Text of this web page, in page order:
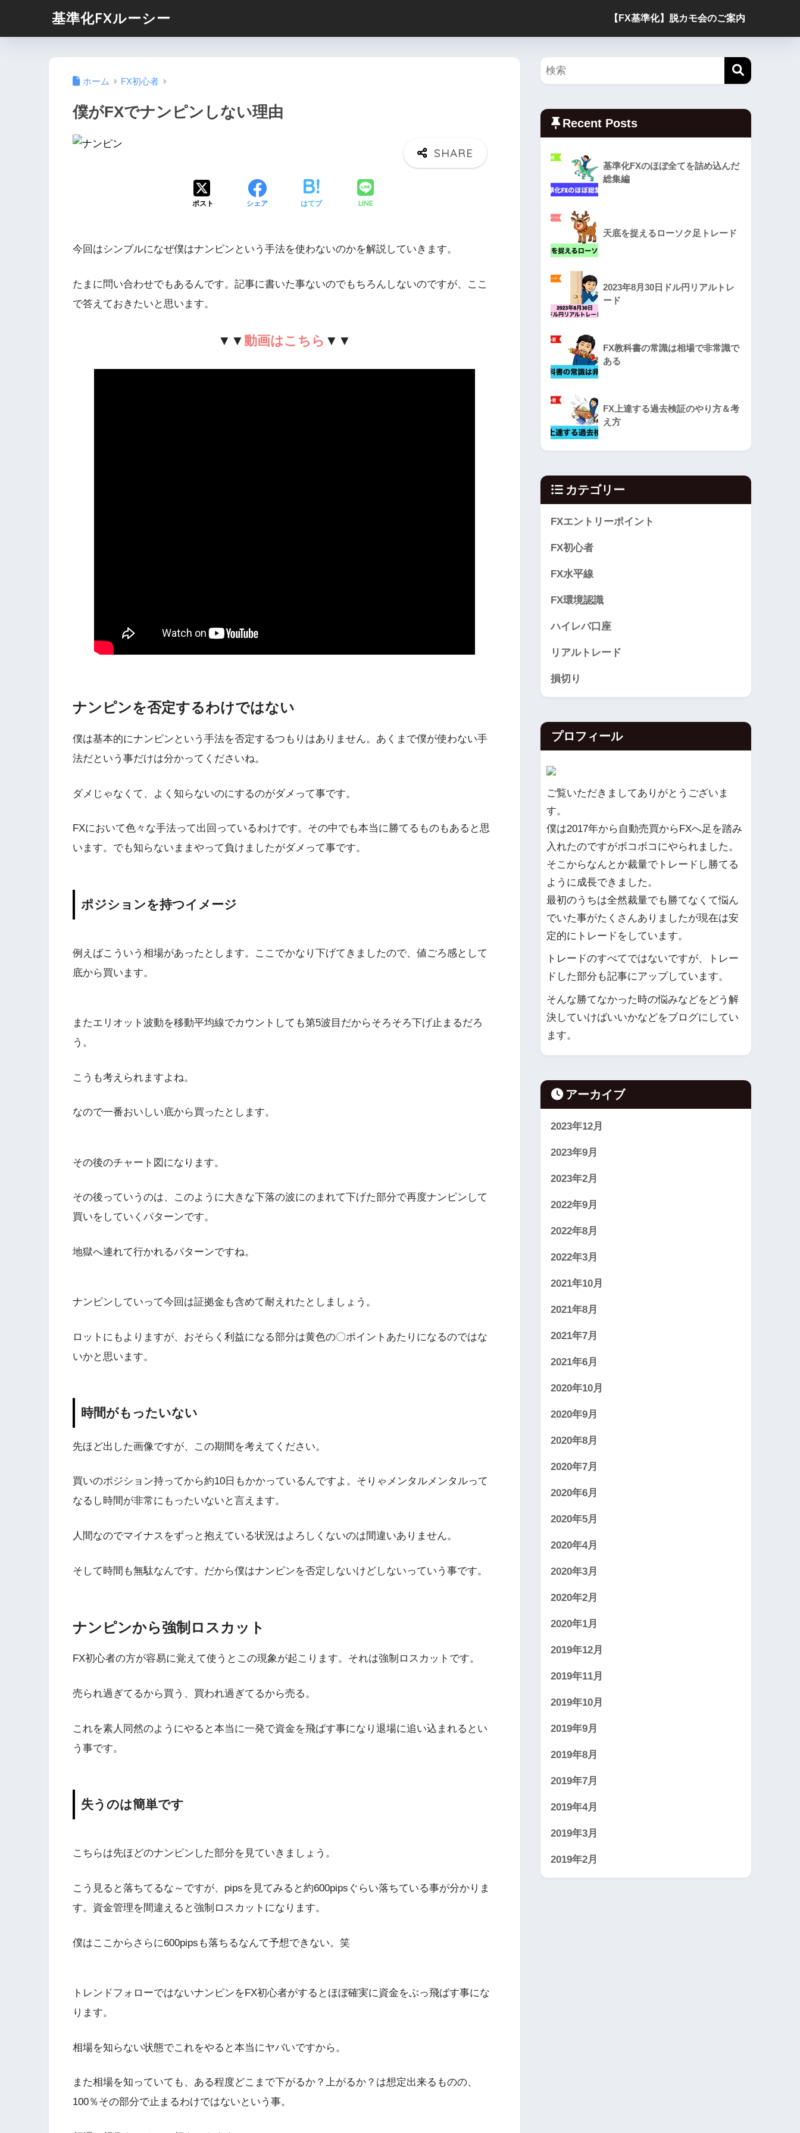
基準化FXルーシー 【FX基準化】脱カモ会のご案内
ホーム FX初心者
僕がFXでナンピンしない理由
ポスト シェア はてブ LINE
今回はシンプルになぜ僕はナンピンという手法を使わないのかを解説していきます。
たまに問い合わせでもあるんです。記事に書いた事ないのでもちろんしないのですが、ここ
で答えておきたいと思います。
▼▼ 動画はこちら ▼▼
ナンピンを否定するわけではない
僕は基本的にナンピンという手法を否定するつもりはありません。あくまで僕が使わない手
法だという事だけは分かってくださいね。
ダメじゃなくて、よく知らないのにするのがダメって事です。
FXにおいて色々な手法って出回っているわけです。その中でも本当に勝てるものもあると思
います。でも知らないままやって負けましたがダメって事です。
ポジションを持つイメージ
例えばこういう相場があったとします。ここでかなり下げてきましたので、値ごろ感として
底から買います。
またエリオット波動を移動平均線でカウントしても第5波目だからそろそろ下げ止まるだろ
う。
こうも考えられますよね。
なので一番おいしい底から買ったとします。
その後のチャート図になります。
その後っていうのは、このように大きな下落の波にのまれて下げた部分で再度ナンピンして
買いをしていくパターンです。
地獄へ連れて行かれるパターンですね。
ナンピンしていって今回は証拠金も含めて耐えれたとしましょう。
ロットにもよりますが、おそらく利益になる部分は黄色の〇ポイントあたりになるのではな
いかと思います。
時間がもったいない
先ほど出した画像ですが、この期間を考えてください。
買いのポジション持ってから約10日もかかっているんですよ。そりゃメンタルメンタルって
なるし時間が非常にもったいないと言えます。
人間なのでマイナスをずっと抱えている状況はよろしくないのは間違いありません。
そして時間も無駄なんです。だから僕はナンピンを否定しないけどしないっていう事です。
ナンピンから強制ロスカット
FX初心者の方が容易に覚えて使うとこの現象が起こります。それは強制ロスカットです。
売られ過ぎてるから買う、買われ過ぎてるから売る。
これを素人同然のようにやると本当に一発で資金を飛ばす事になり退場に追い込まれるとい
う事です。
失うのは簡単です
こちらは先ほどのナンピンした部分を見ていきましょう。
こう見ると落ちてるな～ですが、pipsを見てみると約600pipsぐらい落ちている事が分かりま
す。資金管理を間違えると強制ロスカットになります。
僕はここからさらに600pipsも落ちるなんて予想できない。笑
トレンドフォローではないナンピンをFX初心者がするとほぼ確実に資金をぶっ飛ばす事にな
ります。
相場を知らない状態でこれをやると本当にヤバいですから。
また相場を知っていても、ある程度どこまで下がるか？上がるか？は想定出来るものの、
100％その部分で止まるわけではないという事。
Recent Posts
基準化FXのほぼ全てを詰め込んだ
総集編
天底を捉えるローソク足トレード
2023年8月30日ドル円リアルトレ
ード
FX教科書の常識は相場で非常識で
ある
FX上達する過去検証のやり方＆考
え方
カテゴリー
FXエントリーポイント
FX初心者
FX水平線
FX環境認識
ハイレバ口座
リアルトレード
損切り
プロフィール
ご覧いただきましてありがとうございま
す。
僕は2017年から自動売買からFXへ足を踏み
入れたのですがボコボコにやられました。
そこからなんとか裁量でトレードし勝てる
ように成長できました。
最初のうちは全然裁量でも勝てなくて悩ん
でいた事がたくさんありましたが現在は安
定的にトレードをしています。
トレードのすべてではないですが、トレー
ドした部分も記事にアップしています。
そんな勝てなかった時の悩みなどをどう解
決していけばいいかなどをブログにしてい
ます。
アーカイブ
2023年12月
2023年9月
2023年2月
2022年9月
2022年8月
2022年3月
2021年10月
2021年8月
2021年7月
2021年6月
2020年10月
2020年9月
2020年8月
2020年7月
2020年6月
2020年5月
2020年4月
2020年3月
2020年2月
2020年1月
2019年12月
2019年11月
2019年10月
2019年9月
2019年8月
2019年7月
2019年4月
2019年3月
2019年2月